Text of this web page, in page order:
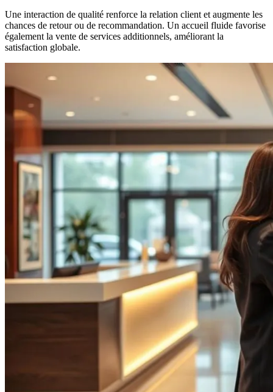
Une interaction de qualité renforce la relation client et augmente les
chances de retour ou de recommandation. Un accueil fluide favorise
également la vente de services additionnels, améliorant la
satisfaction globale.